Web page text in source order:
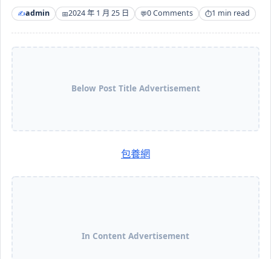
admin 2024 年 1 月 25 日 0 Comments 1 min read
Below Post Title Advertisement
包養網
In Content Advertisement